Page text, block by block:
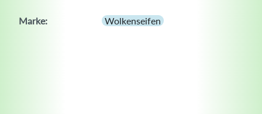
Marke: Wolkenseifen